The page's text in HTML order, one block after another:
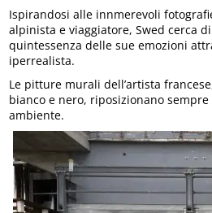
Ispirandosi alle innmerevoli
alpinista e viaggiatore, Swed cerca
quintessenza delle sue emozioni
iperrealista.
Le pitture murali dell’artista
bianco e nero, riposizionano
ambiente.